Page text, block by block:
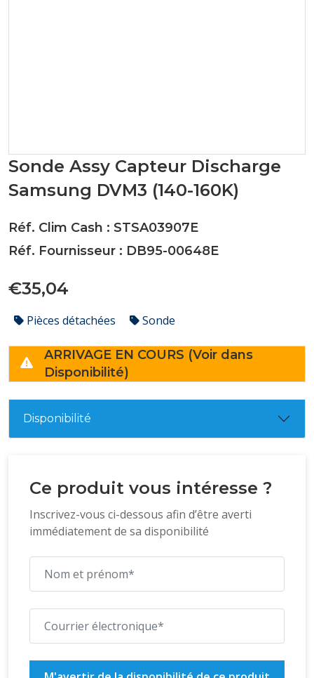
Sonde Assy Capteur Discharge
Samsung DVM3 (140-160K)
Réf. Clim Cash : STSA03907E
Réf. Fournisseur : DB95-00648E
€35,04
Pièces détachées Sonde
ARRIVAGE EN COURS (Voir dans
Disponibilité)
Disponibilité
Ce produit vous intéresse ?
Inscrivez-vous ci-dessous afin d’être averti
immédiatement de sa disponibilité